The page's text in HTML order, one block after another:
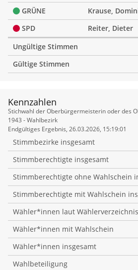
GRÜNE
Krause,
SPD
Reiter, Dieter
Ungültige Stimmen
Gültige Stimmen
Kennzahlen
Kennzahlen
Stichwahl der Oberbürgermeisterin oder des
1943 - Wahlbezirk
Endgültiges Ergebnis, 26.03.2026, 15:19:01
Stimmbezirke insgesamt
Stimmberechtigte insgesamt
Stimmberechtigte ohne Wahlschein
Stimmberechtigte mit Wahlschein
Wähler*innen laut Wählerverzeichnis
Wähler*innen mit Wahlschein
Wähler*innen insgesamt
Wahlbeteiligung